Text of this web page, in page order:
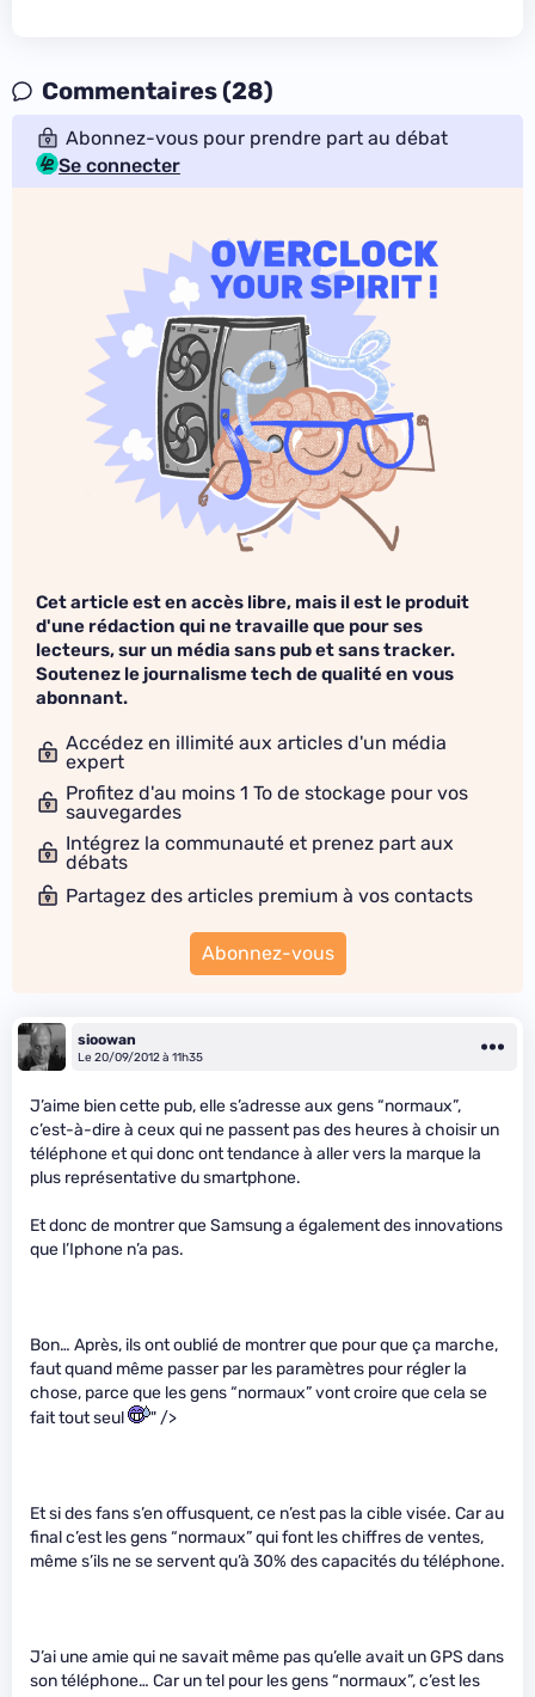
Commentaires (28)
Abonnez-vous pour prendre part au débat
Se connecter
Cet article est en accès libre, mais il est le produit
d'une rédaction qui ne travaille que pour ses
lecteurs, sur un média sans pub et sans tracker.
Soutenez le journalisme tech de qualité en vous
abonnant.
Accédez en illimité aux articles d'un média
expert
Profitez d'au moins 1 To de stockage pour vos
sauvegardes
Intégrez la communauté et prenez part aux
débats
Partagez des articles premium à vos contacts
Abonnez-vous
sioowan
Le 20/09/2012 à 11h35
J’aime bien cette pub, elle s’adresse aux gens “normaux”,
c’est-à-dire à ceux qui ne passent pas des heures à choisir un
téléphone et qui donc ont tendance à aller vers la marque la
plus représentative du smartphone.
Et donc de montrer que Samsung a également des innovations
que l’Iphone n’a pas.
Bon… Après, ils ont oublié de montrer que pour que ça marche,
faut quand même passer par les paramètres pour régler la
chose, parce que les gens “normaux” vont croire que cela se
fait tout seul
" />
Et si des fans s’en offusquent, ce n’est pas la cible visée. Car au
final c’est les gens “normaux” qui font les chiffres de ventes,
même s’ils ne se servent qu’à 30% des capacités du téléphone.
J’ai une amie qui ne savait même pas qu’elle avait un GPS dans
son téléphone… Car un tel pour les gens “normaux”, c’est les